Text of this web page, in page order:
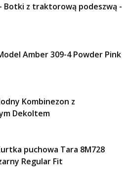
Botki z traktorową podeszwą -
Amber 309-4 Powder Pink
Kombinezon z
Dekoltem
puchowa Tara 8M728
Regular Fit